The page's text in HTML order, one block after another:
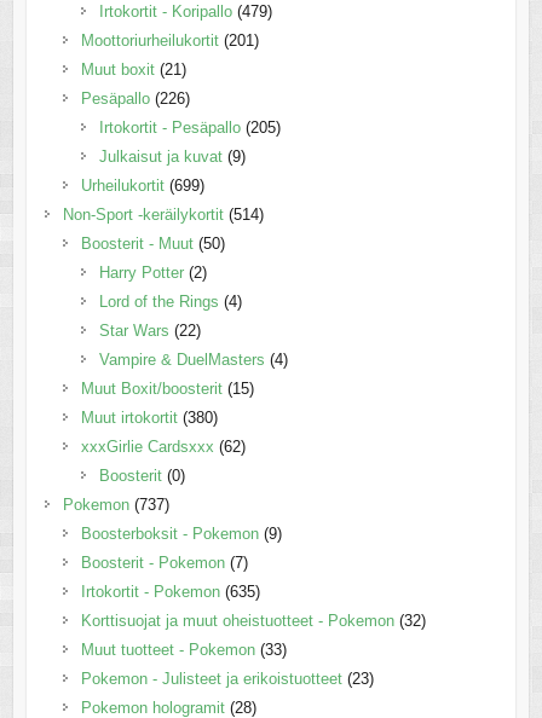
Irtokortit - Koripallo (479)
Moottoriurheilukortit (201)
Muut boxit (21)
Pesäpallo (226)
Irtokortit - Pesäpallo (205)
Julkaisut ja kuvat (9)
Urheilukortit (699)
Non-Sport -keräilykortit (514)
Boosterit - Muut (50)
Harry Potter (2)
Lord of the Rings (4)
Star Wars (22)
Vampire & DuelMasters (4)
Muut Boxit/boosterit (15)
Muut irtokortit (380)
xxxGirlie Cardsxxx (62)
Boosterit (0)
Pokemon (737)
Boosterboksit - Pokemon (9)
Boosterit - Pokemon (7)
Irtokortit - Pokemon (635)
Korttisuojat ja muut oheistuotteet - Pokemon (32)
Muut tuotteet - Pokemon (33)
Pokemon - Julisteet ja erikoistuotteet (23)
Pokemon hologramit (28)